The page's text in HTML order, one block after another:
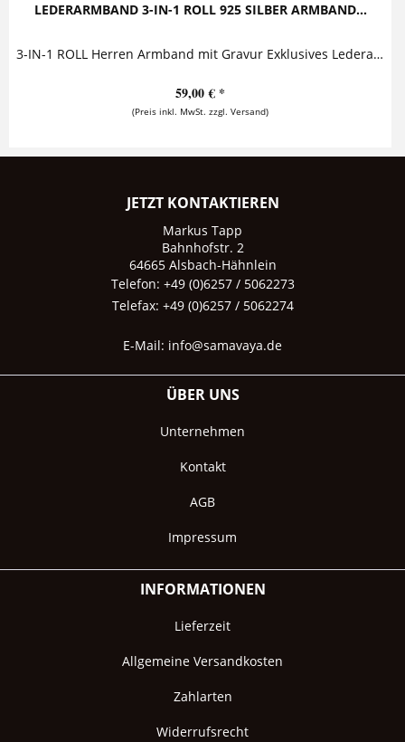
LEDERARMBAND 3-IN-1 ROLL 925 SILBER ARMBAND...
3-IN-1 ROLL Herren Armband mit Gravur Exklusives Lederarmband mit Gravur, welches aus drei farbigen Lederbändern besteht. Die Lederbänder werden...
59,00 € *
(Preis inkl. MwSt. zzgl. Versand)
JETZT KONTAKTIEREN
Markus Tapp
Bahnhofstr. 2
64665 Alsbach-Hähnlein
Telefon: +49 (0)6257 / 5062273
Telefax: +49 (0)6257 / 5062274
E-Mail: info@samavaya.de
ÜBER UNS
Unternehmen
Kontakt
AGB
Impressum
INFORMATIONEN
Lieferzeit
Allgemeine Versandkosten
Zahlarten
Widerrufsrecht